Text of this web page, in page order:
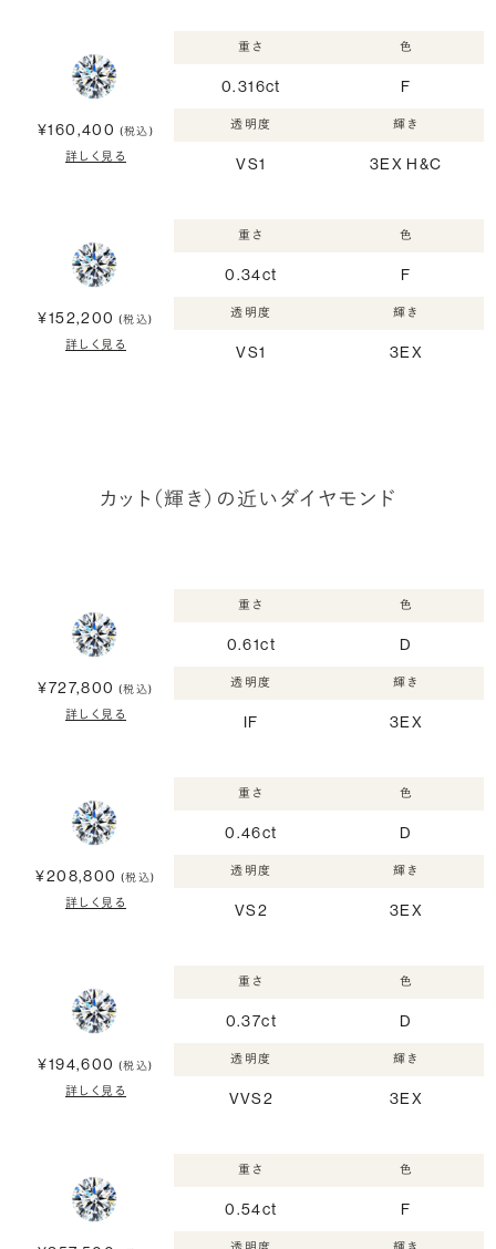
¥160,400 (税込)
詳しく見る
重さ
0.316ct
色
F
透明度
VS1
輝き
3EX H&C
¥152,200 (税込)
詳しく見る
重さ
0.34ct
色
F
透明度
VS1
輝き
3EX
カット（輝き）の近いダイヤモンド
¥727,800 (税込)
詳しく見る
重さ
0.61ct
色
D
透明度
IF
輝き
3EX
¥208,800 (税込)
詳しく見る
重さ
0.46ct
色
D
透明度
VS2
輝き
3EX
¥194,600 (税込)
詳しく見る
重さ
0.37ct
色
D
透明度
VVS2
輝き
3EX
重さ
0.54ct
色
F